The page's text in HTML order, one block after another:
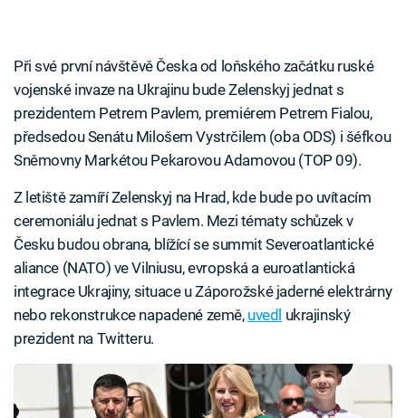
Při své první návštěvě Česka od loňského začátku ruské
vojenské invaze na Ukrajinu bude Zelenskyj jednat s
prezidentem Petrem Pavlem, premiérem Petrem Fialou,
předsedou Senátu Milošem Vystrčilem (oba ODS) i šéfkou
Sněmovny Markétou Pekarovou Adamovou (TOP 09).
Z letiště zamíří Zelenskyj na Hrad, kde bude po uvítacím
ceremoniálu jednat s Pavlem. Mezi tématy schůzek v
Česku budou obrana, blížící se summit Severoatlantické
aliance (NATO) ve Vilniusu, evropská a euroatlantická
integrace Ukrajiny, situace u Záporožské jaderné elektrárny
nebo rekonstrukce napadené země, uvedl ukrajinský
prezident na Twitteru.